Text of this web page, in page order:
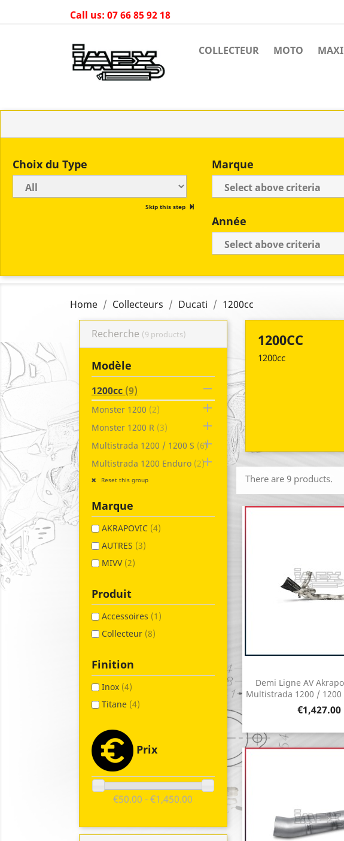
Call us: 07 66 85 92 18
COLLECTEUR MOTO
Choix du Type
Skip this step
Marque
Année
Home Collecteurs Ducati 1200cc
Recherche (9 products)
Modèle

1200cc (9)

Monster 1200 (2)

Monster 1200 R (3)

Multistrada 1200 / 1200 S (6)

Multistrada 1200 Enduro (2)
Reset this group
Marque
AKRAPOVIC (4)
AUTRES (3)
MIVV (2)
Produit
Accessoires (1)
Collecteur (8)
Finition
Inox (4)
Titane (4)
Prix
€50.00 - €1,450.00
1200CC
1200cc
There are 9 products.
Demi Ligne AV
Multistrada 1200 / 1200
Price
€1,427.00
Quick